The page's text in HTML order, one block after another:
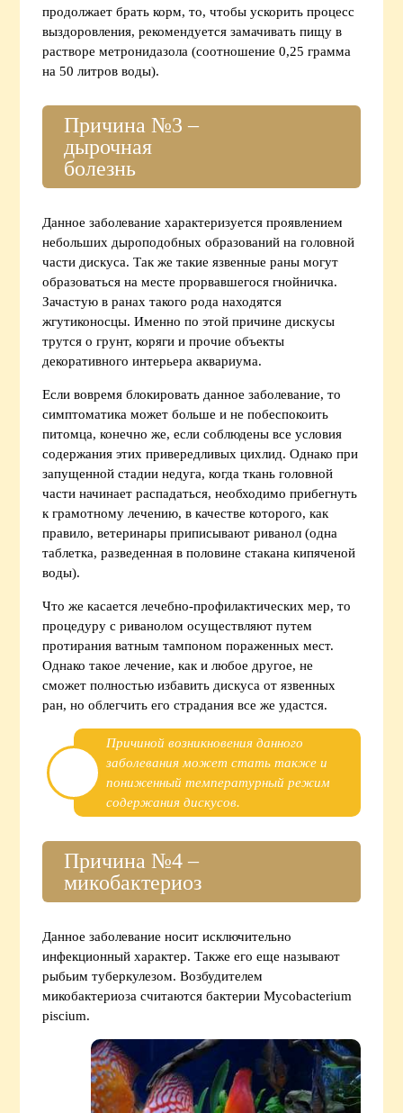
продолжает брать корм, то, чтобы ускорить процесс
выздоровления, рекомендуется замачивать пищу в
растворе метронидазола (соотношение 0,25 грамма
на 50 литров воды).
Причина №3 –
дырочная
болезнь
Данное заболевание характеризуется проявлением
небольших дыроподобных образований на головной
части дискуса. Так же такие язвенные раны могут
образоваться на месте прорвавшегося гнойничка.
Зачастую в ранах такого рода находятся
жгутиконосцы. Именно по этой причине дискусы
трутся о грунт, коряги и прочие объекты
декоративного интерьера аквариума.
Если вовремя блокировать данное заболевание, то
симптоматика может больше и не побеспокоить
питомца, конечно же, если соблюдены все условия
содержания этих привередливых цихлид. Однако при
запущенной стадии недуга, когда ткань головной
части начинает распадаться, необходимо прибегнуть
к грамотному лечению, в качестве которого, как
правило, ветеринары приписывают риванол (одна
таблетка, разведенная в половине стакана кипяченой
воды).
Что же касается лечебно-профилактических мер, то
процедуру с риванолом осуществляют путем
протирания ватным тампоном пораженных мест.
Однако такое лечение, как и любое другое, не
сможет полностью избавить дискуса от язвенных
ран, но облегчить его страдания все же удастся.
Причиной возникновения данного
заболевания может стать также и
пониженный температурный режим
содержания дискусов.
Причина №4 –
микобактериоз
Данное заболевание носит исключительно
инфекционный характер. Также его еще называют
рыбьим туберкулезом. Возбудителем
микобактериоза считаются бактерии Mycobacterium
piscium.